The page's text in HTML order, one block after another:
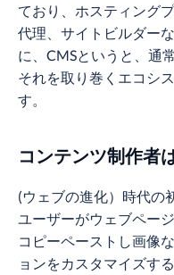
ており、ホスティング
代理、サイトビルダー
に、CMSというと、通
それを取り巻くエコシ
す。
コンテンツ制作者
(ウェブの進化）時代の
ユーザーがウェブペー
コピーペーストし画像
ョンをカスタマイズす